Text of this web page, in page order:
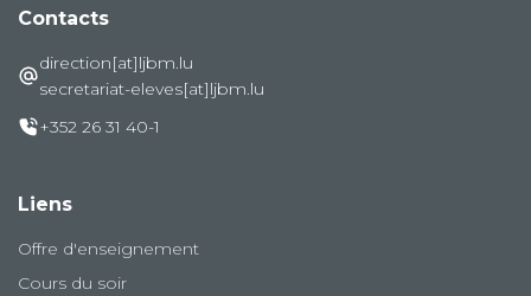
Contacts
direction[at]ljbm.lu
secretariat-eleves[at]ljbm.lu
+352 26 31 40-1
Liens
Offre d'enseignement
Cours du soir